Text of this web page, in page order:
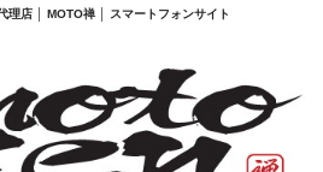
理店 │ MOTO禅 │ スマートフォンサイト